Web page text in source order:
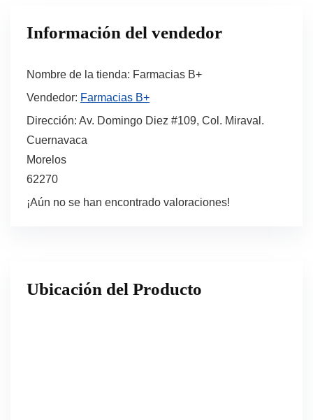
Información del vendedor
Nombre de la tienda: Farmacias B+
Vendedor: Farmacias B+
Dirección: Av. Domingo Diez #109, Col. Miraval.
Cuernavaca
Morelos
62270
¡Aún no se han encontrado valoraciones!
Ubicación del Producto